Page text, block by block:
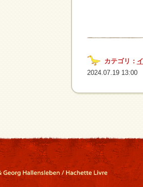
カテゴリ：
2024.07.19 13:00